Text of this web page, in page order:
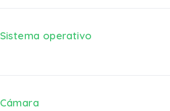
Sistema operativo
Cámara